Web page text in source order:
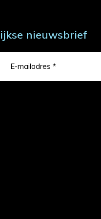
nieuwsbrief